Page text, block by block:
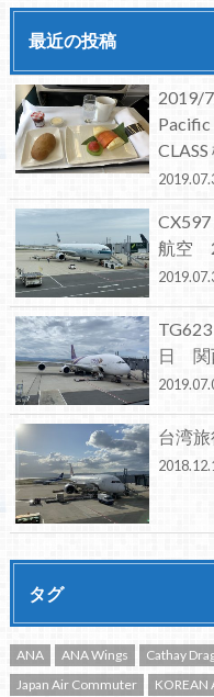
最近の投稿
2019/
航空
日 関
台湾
タグ
ANA ANA Wings Cathay
Japan Air Commuter
KOREAN